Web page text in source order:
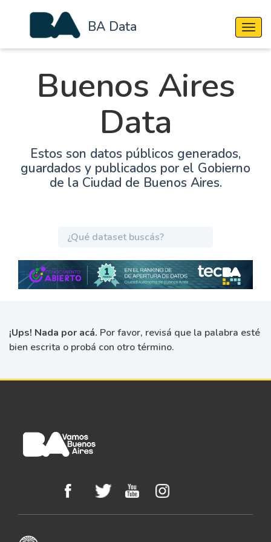
BA Data
Buenos Aires
Data
Estos son datos públicos generados,
guardados y publicados por el Gobierno
de la Ciudad de Buenos Aires.
¡Ups! Nada por acá. Por favor, revisá que la palabra esté
bien escrita o probá con otro término.